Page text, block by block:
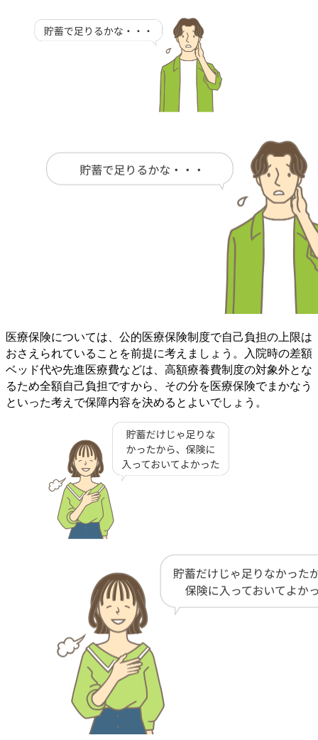
医療保険については、公的医療保険制度で自己負担の上限は
おさえられていることを前提に考えましょう。 入院時の差額
ベッド代や先進医療費などは、高額療養費制度の対象外とな
るため全額自己負担ですから、その分を医療保険でまかなう
といった考えで保障内容を決めるとよいでしょう。